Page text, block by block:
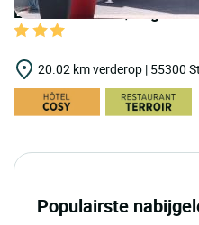
LOGIS HOTELS | Logis
20.02 km verderop | 55300
Populairste